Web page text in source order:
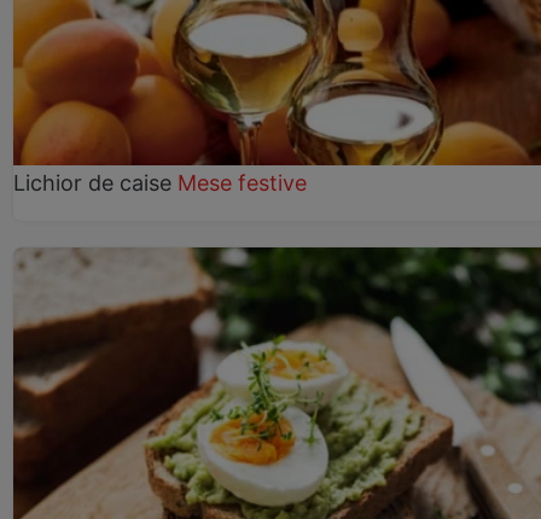
Lichior de caise Mese festive